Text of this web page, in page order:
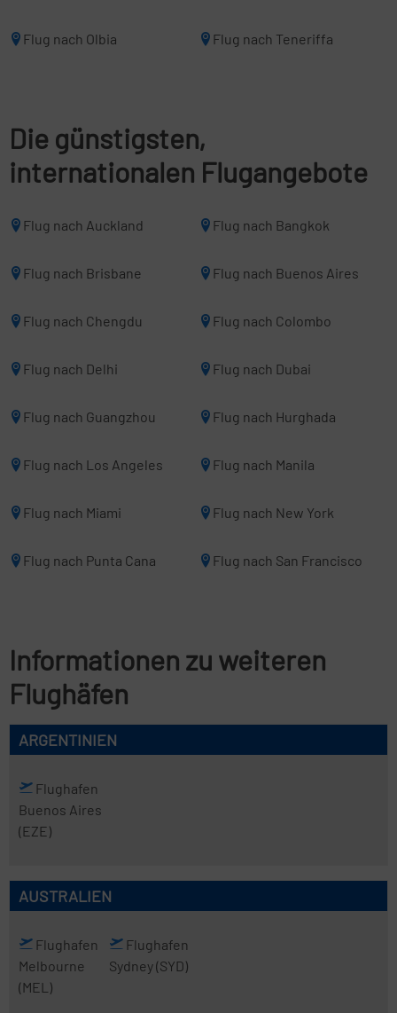
Flug nach Olbia Flug nach Teneriffa
Die günstigsten,
internationalen Flugangebote
Flug nach Auckland Flug nach Bangkok
Flug nach Brisbane Flug nach Buenos Aires
Flug nach Chengdu Flug nach Colombo
Flug nach Delhi Flug nach Dubai
Flug nach Guangzhou Flug nach Hurghada
Flug nach Los Angeles Flug nach Manila
Flug nach Miami Flug nach New York
Flug nach Punta Cana Flug nach San Francisco
Informationen zu weiteren
Flughäfen
ARGENTINIEN
Flughafen
Buenos Aires
(EZE)
AUSTRALIEN
Flughafen
Melbourne
(MEL)
Flughafen
Sydney(SYD)